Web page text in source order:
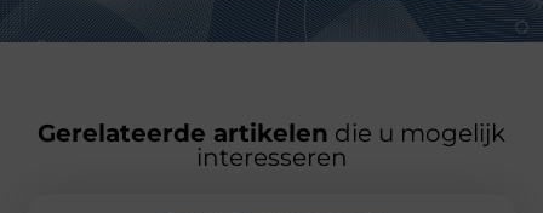
Gerelateerde artikelen die u mogelijk
interesseren